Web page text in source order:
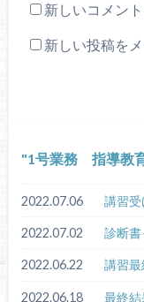
新しいコメン
新しい投稿を
1号業務 指導教
2022.07.06 講習
2022.07.02 診断書
2022.06.22 講習最
2022.06.18 最終結